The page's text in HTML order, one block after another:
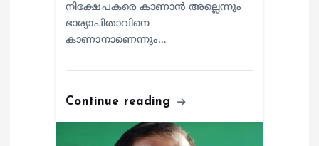
നിക്ഷേപകരെ കാണാൻ അല്ലെന്നും
ഭാര്യാപിതാവിനെ
കാണാനാണെന്നും…
Continue reading